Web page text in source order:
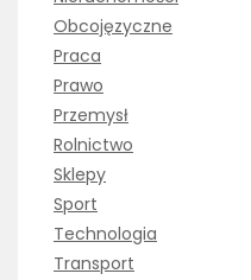
Obcojęzyczne
Praca
Prawo
Przemysł
Rolnictwo
Sklepy
Sport
Technologia
Transport